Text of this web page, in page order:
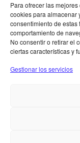
Para ofrecer las
cookies para almacenar
consentimiento de
comportamiento de
No consentir o retirar el
ciertas características y
Gestionar los servicios
Copyright ©